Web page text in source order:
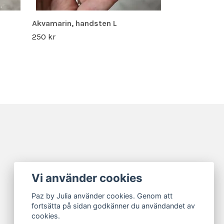
Akvamarin, handsten L
250 kr
Vi använder cookies
Paz by Julia använder cookies. Genom att
fortsätta på sidan godkänner du användandet av
cookies.